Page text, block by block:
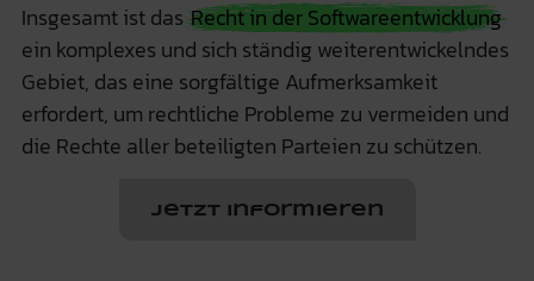
Insgesamt ist das Recht in der Softwareentwicklung
ein komplexes und sich ständig weiterentwickelndes
Gebiet, das eine sorgfältige Aufmerksamkeit
erfordert, um rechtliche Probleme zu vermeiden und
die Rechte aller beteiligten Parteien zu schützen.
Jetzt informieren